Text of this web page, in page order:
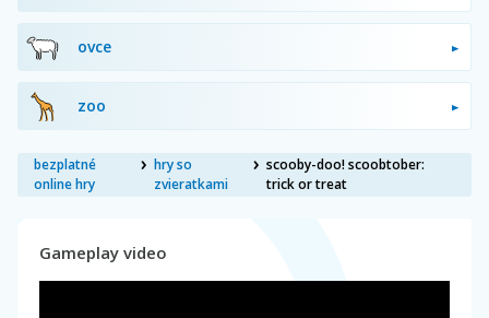
ovce
zoo
bezplatné
online hry
hry so
zvieratkami
scooby-doo! scoobtober:
trick or treat
Gameplay video